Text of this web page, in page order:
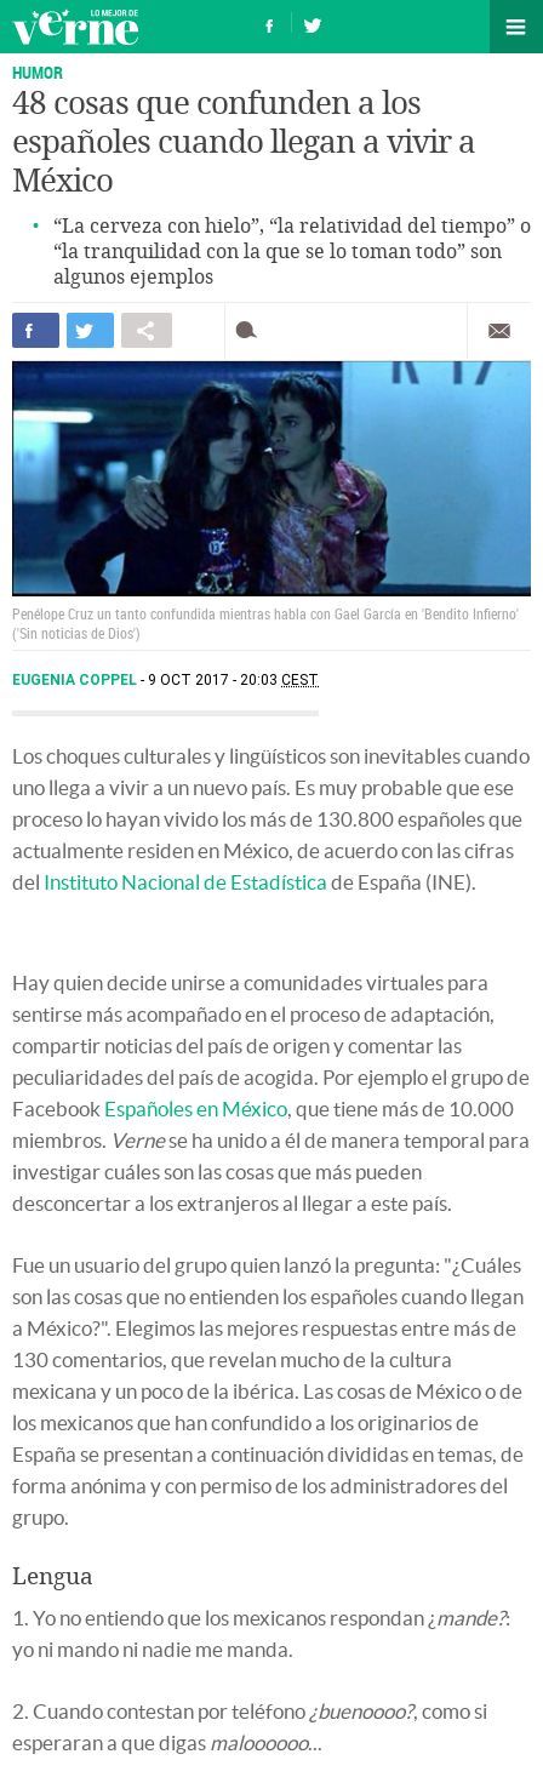
HUMOR
48 cosas que confunden a los
españoles cuando llegan a vivir a
México
“La cerveza con hielo”, “la relatividad del tiempo” o
“la tranquilidad con la que se lo toman todo” son
algunos ejemplos
Penélope Cruz un tanto confundida mientras habla con Gael García en 'Bendito Infierno'
('Sin noticias de Dios')
EUGENIA COPPEL 9 OCT 2017 - 20:03 CEST
Los choques culturales y lingüísticos son inevitables cuando
uno llega a vivir a un nuevo país. Es muy probable que ese
proceso lo hayan vivido los más de 130.800 españoles que
actualmente residen en México, de acuerdo con las cifras
del Instituto Nacional de Estadística de España (INE).
Hay quien decide unirse a comunidades virtuales para
sentirse más acompañado en el proceso de adaptación,
compartir noticias del país de origen y comentar las
peculiaridades del país de acogida. Por ejemplo el grupo de
Facebook Españoles en México , que tiene más de 10.000
miembros. Vernese ha unido a él de manera temporal para
investigar cuáles son las cosas que más pueden
desconcertar a los extranjeros al llegar a este país.
Fue un usuario del grupo quien lanzó la pregunta: "¿Cuáles
son las cosas que no entienden los españoles cuando llegan
a México?". Elegimos las mejores respuestas entre más de
130 comentarios, que revelan mucho de la cultura
mexicana y un poco de la ibérica. Las cosas de México o de
los mexicanos que han confundido a los originarios de
España se presentan a continuación divididas en temas, de
forma anónima y con permiso de los administradores del
grupo.
Lengua
1. Yo no entiendo que los mexicanos respondan ¿ mande?:
yo ni mando ni nadie me manda.
2. Cuando contestan por teléfono ¿buenoooo?, como si
esperaran a que digas maloooooo...